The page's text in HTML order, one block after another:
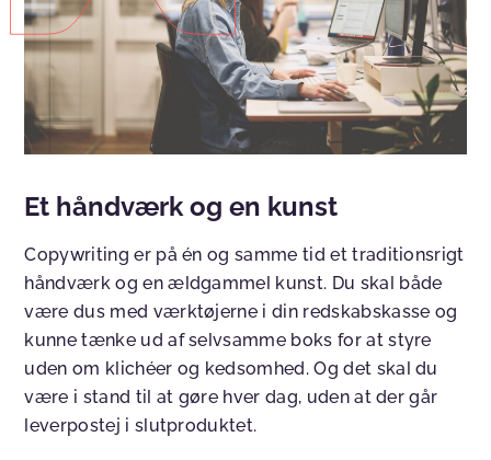
Et håndværk og en kunst
Copywriting er på én og samme tid et traditionsrigt
håndværk og en ældgammel kunst. Du skal både
være dus med værktøjerne i din redskabskasse og
kunne tænke ud af selvsamme boks for at styre
uden om klichéer og kedsomhed. Og det skal du
være i stand til at gøre hver dag, uden at der går
leverpostej i slutproduktet.